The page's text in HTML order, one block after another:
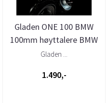
Gladen ONE 100 BMW
100mm høyttalere BMW
Gladen ...
1.490,-